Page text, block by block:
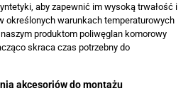
aby zapewnić im wysoką trwałość i
określonych warunkach temperaturowych
produktom poliwęglan komorowy
skraca czas potrzebny do
akcesoriów do montażu